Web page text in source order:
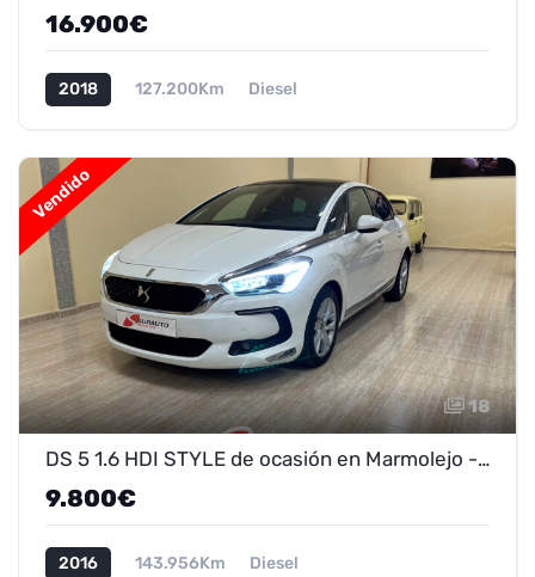
16.900€
2018 127.200Km Diesel
Vendido
18
DS 5 1.6 HDI STYLE de ocasión en Marmolejo - ¡Oferta 8.800 €!
9.800€
2016 143.956Km Diesel